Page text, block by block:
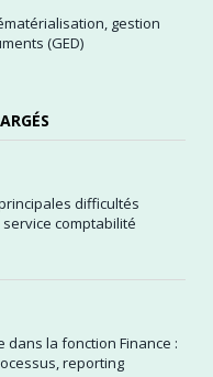
gestion
(GED)
difficultés
comptabilité
dans la fonction Finance :
reporting